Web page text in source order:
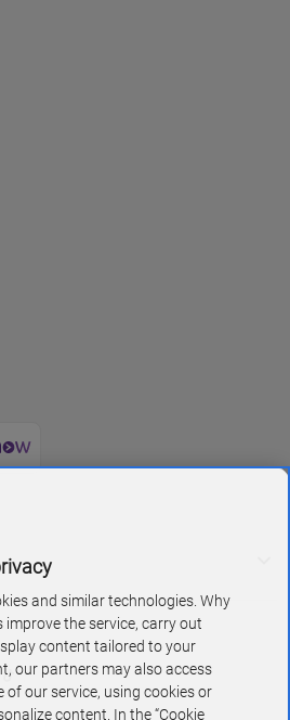
and similar technologies. Why
improve the service, carry out
content tailored to your
our partners may also access
our service, using cookies or
content. In the “Cookie